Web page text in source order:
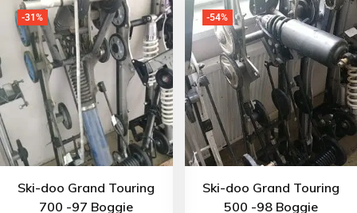
-31%
Ski-doo Grand Touring
700 -97 Boggie
-54%
Ski-doo Grand Touring
500 -98 Boggie